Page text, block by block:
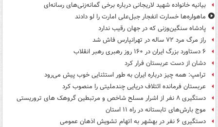
بیانیه خانواده شهید لاریجانی درباره برخی گمانه‌زنی‌های رسانه‌ای
ماهواره‌ها خسارت انفجار جبل‌علی امارت را لو دادند
پادشاه سنگین‌وزنی که در جهان رقیب ندارد
راز مرگ مرد ۷۲ ساله در تهرانپارس فاش شد
۶ دستاورد بزرگ ایران در ۱۶۰ روز رهبری رهبر انقلاب
دشان از دست عربستان فرار کرد
ترامپ: همه چیز درباره ایران به طور استثنایی خوب پیش می‌رود
عربستان فرمانده ائتلاف دریایی چندملیتی را منصوب کرد
دستگیری ۸ نفر از اشرار مسلح شاخص و مرتبطین گروهک های تروریستی
موج بارش‌های تابستانه در راه ۱۱ استان
دستگیری ۶ نفر در بهشهر به اتهام تشویش اذهان عمومی